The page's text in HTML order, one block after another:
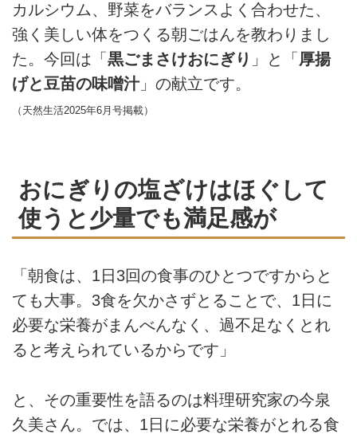
カルシウム、野菜をバランスよく合わせた、
強く美しい体をつくる朝ごはんを教わりまし
た。今回は「 黒ごまさけおにぎり 」と「 厚揚
げと豆苗の味噌汁」の献立です。
（天然生活2025年6月号掲載）
おにぎりの塩ざけはほぐして
使うと少量でも満足感が
「朝食は、1日3回の食事のひとつですからと
ても大事。3食を欠かさずとることで、1日に
必要な栄養がまんべんなく、過不足なくとれ
ると考えられているからです」
と、その重要性を語るのは料理研究家の今泉
久美さん。では、1日に必要な栄養がとれる食